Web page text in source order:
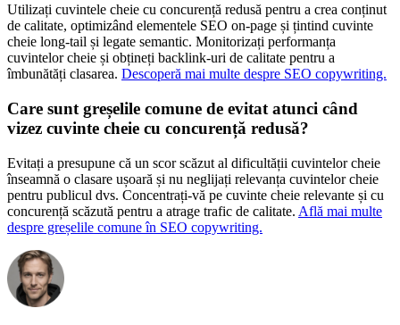
Utilizați cuvintele cheie cu concurență redusă pentru a crea conținut
de calitate, optimizând elementele SEO on-page și țintind cuvinte
cheie long-tail și legate semantic. Monitorizați performanța
cuvintelor cheie și obțineți backlink-uri de calitate pentru a
îmbunătăți clasarea. Descoperă mai multe despre SEO copywriting.
Care sunt greșelile comune de evitat atunci când
vizez cuvinte cheie cu concurență redusă?
Evitați a presupune că un scor scăzut al dificultății cuvintelor cheie
înseamnă o clasare ușoară și nu neglijați relevanța cuvintelor cheie
pentru publicul dvs. Concentrați-vă pe cuvinte cheie relevante și cu
concurență scăzută pentru a atrage trafic de calitate. Află mai multe
despre greșelile comune în SEO copywriting.